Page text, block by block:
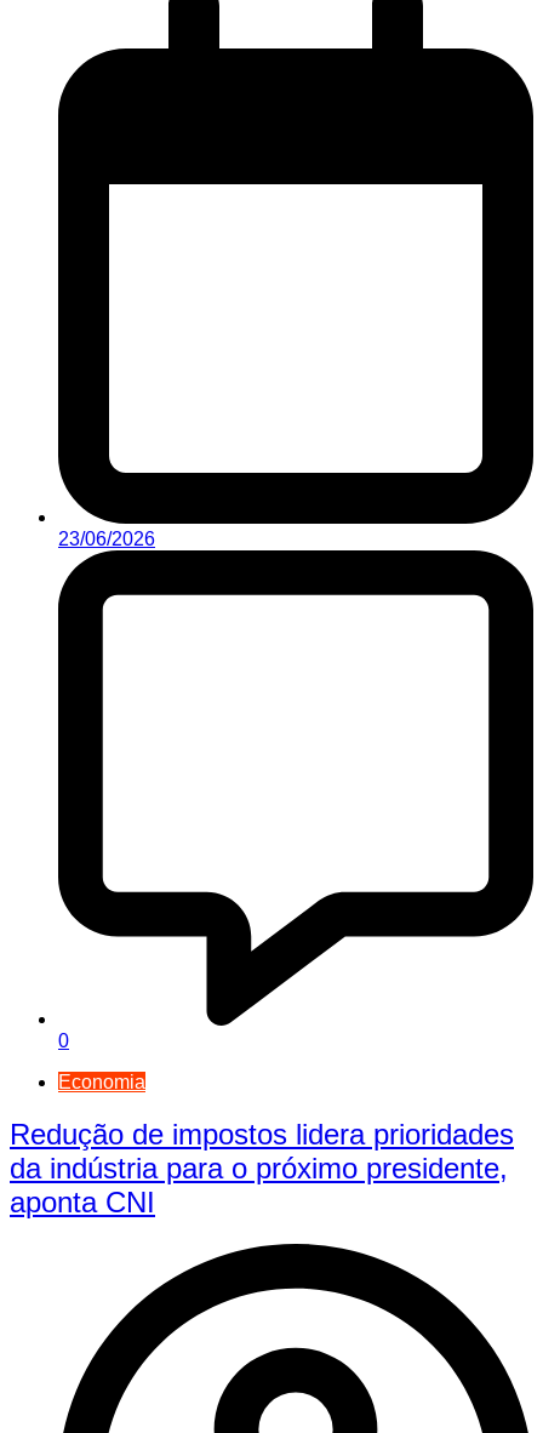
23/06/2026
0
Economia
Redução de impostos lidera prioridades
da indústria para o próximo presidente,
aponta CNI